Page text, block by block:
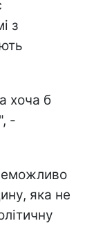
з
хоча б
-
яка не